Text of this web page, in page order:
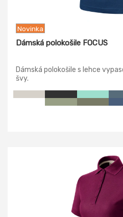
Novinka
Dámská polokošile FOCUS
Dámská polokošile s lehce
švy.